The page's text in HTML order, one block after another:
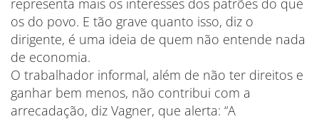
os do povo. E tão grave quanto isso, diz o
dirigente, é uma ideia de quem não entende nada
de economia.
O trabalhador informal, além de não ter direitos e
ganhar bem menos, não contribui com a
arrecadação, diz Vagner, que alerta: “A